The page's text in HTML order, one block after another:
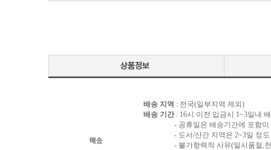
배송
배송 지역 : 전국(일부지역 제외)
배송 기간 : 16시 이전 입금시 1~3일내
- 공휴일은 배송기간에 포함이
- 도서/산간 지역은 2~3일 정도
- 불가항력적 사유(일시품절,천재